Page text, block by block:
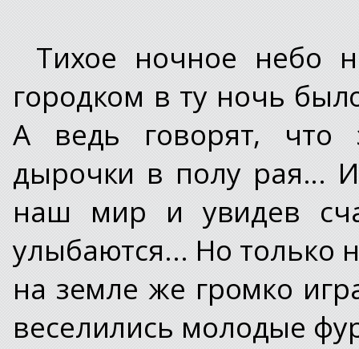
Тихое ночное небо
городком в ту ночь
А ведь говорят, что
дырочки в полу рая...
наш мир и увидев
улыбаются... Но только
на земле же громко
веселились молодые